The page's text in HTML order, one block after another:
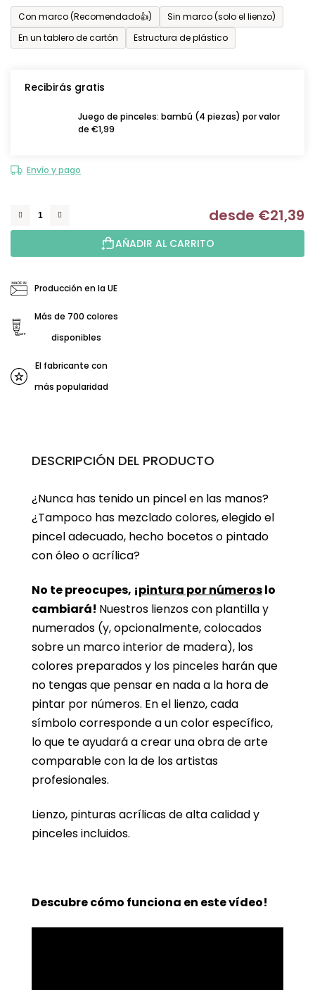
Con marco (Recomendado👍)
Sin marco (solo el lienzo)
En un tablero de cartón
Estructura de plástico
Recibirás gratis
Juego de pinceles: bambú (4 piezas) por valor
de €1,99
Envío y pago
desde €21,39
AÑADIR AL CARRITO
Producción en la UE
Más de 700 colores
disponibles
El fabricante con
más popularidad
DESCRIPCIÓN DEL PRODUCTO
¿Nunca has tenido un pincel en las manos?
¿Tampoco has mezclado colores, elegido el
pincel adecuado, hecho bocetos o pintado
con óleo o acrílica?
No te preocupes, ¡pintura por númeroslo
cambiará! Nuestros lienzos con plantilla y
numerados (y, opcionalmente, colocados
sobre un marco interior de madera), los
colores preparados y los pinceles harán que
no tengas que pensar en nada a la hora de
pintar por números. En el lienzo, cada
símbolo corresponde a un color específico,
lo que te ayudará a crear una obra de arte
comparable con la de los artistas
profesionales.
Lienzo, pinturas acrílicas de alta calidad y
pinceles incluidos.
Descubre cómo funciona en este vídeo!